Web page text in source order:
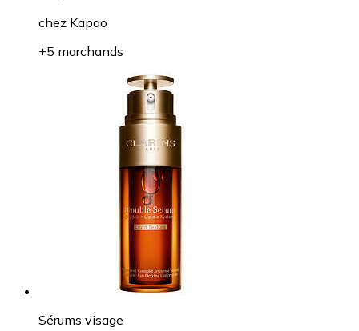
chez Kapao
+5 marchands
Sérums visage